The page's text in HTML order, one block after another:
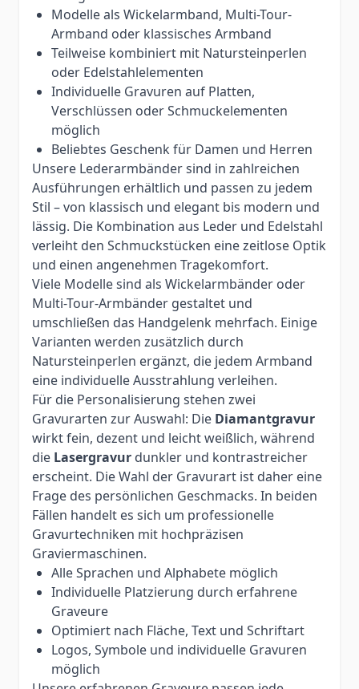
Modelle als Wickelarmband, Multi-Tour-
Armband oder klassisches Armband
Teilweise kombiniert mit Natursteinperlen
oder Edelstahlelementen
Individuelle Gravuren auf Platten,
Verschlüssen oder Schmuckelementen
möglich
Beliebtes Geschenk für Damen und Herren
Unsere Lederarmbänder sind in zahlreichen
Ausführungen erhältlich und passen zu jedem
Stil – von klassisch und elegant bis modern und
lässig. Die Kombination aus Leder und Edelstahl
verleiht den Schmuckstücken eine zeitlose Optik
und einen angenehmen Tragekomfort.
Viele Modelle sind als Wickelarmbänder oder
Multi-Tour-Armbänder gestaltet und
umschließen das Handgelenk mehrfach. Einige
Varianten werden zusätzlich durch
Natursteinperlen ergänzt, die jedem Armband
eine individuelle Ausstrahlung verleihen.
Für die Personalisierung stehen zwei
Gravurarten zur Auswahl: Die Diamantgravur
wirkt fein, dezent und leicht weißlich, während
die Lasergravur dunkler und kontrastreicher
erscheint. Die Wahl der Gravurart ist daher eine
Frage des persönlichen Geschmacks. In beiden
Fällen handelt es sich um professionelle
Gravurtechniken mit hochpräzisen
Graviermaschinen.
Alle Sprachen und Alphabete möglich
Individuelle Platzierung durch erfahrene
Graveure
Optimiert nach Fläche, Text und Schriftart
Logos, Symbole und individuelle Gravuren
möglich